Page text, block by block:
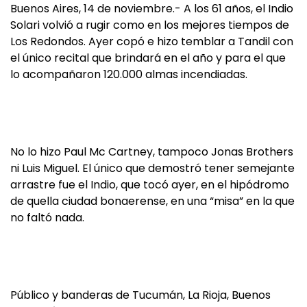
Buenos Aires, 14 de noviembre.- A los 61 años, el Indio
Solari volvió a rugir como en los mejores tiempos de
Los Redondos. Ayer copó e hizo temblar a Tandil con
el único recital que brindará en el año y para el que
lo acompañaron 120.000 almas incendiadas.
No lo hizo Paul Mc Cartney, tampoco Jonas Brothers
ni Luis Miguel. El único que demostró tener semejante
arrastre fue el Indio, que tocó ayer, en el hipódromo
de quella ciudad bonaerense, en una “misa” en la que
no faltó nada.
Público y banderas de Tucumán, La Rioja, Buenos